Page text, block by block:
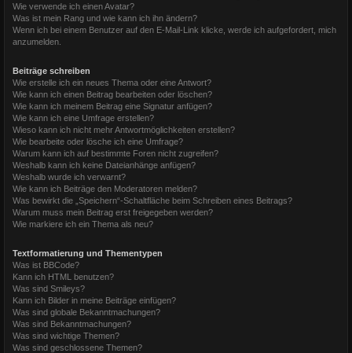
Wie verwende ich einen Avatar?
Was ist mein Rang und wie kann ich ihn ändern?
Wenn ich bei einem Benutzer auf den E-Mail-Link klicke, werde ich aufgefordert, mich
anzumelden.
Beiträge schreiben
Wie erstelle ich ein neues Thema oder eine Antwort?
Wie kann ich einen Beitrag bearbeiten oder löschen?
Wie kann ich meinem Beitrag eine Signatur anfügen?
Wie kann ich eine Umfrage erstellen?
Wieso kann ich nicht mehr Antwortmöglichkeiten erstellen?
Wie bearbeite oder lösche ich eine Umfrage?
Warum kann ich auf bestimmte Foren nicht zugreifen?
Weshalb kann ich keine Dateianhänge anfügen?
Weshalb wurde ich verwarnt?
Wie kann ich Beiträge den Moderatoren melden?
Was bewirkt die „Speichern“-Schaltfläche beim Schreiben eines Beitrags?
Warum muss mein Beitrag erst freigegeben werden?
Wie markiere ich ein Thema als neu?
Textformatierung und Thementypen
Was ist BBCode?
Kann ich HTML benutzen?
Was sind Smileys?
Kann ich Bilder in meine Beiträge einfügen?
Was sind globale Bekanntmachungen?
Was sind Bekanntmachungen?
Was sind wichtige Themen?
Was sind geschlossene Themen?